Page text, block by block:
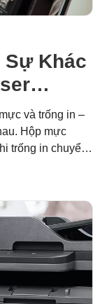
Sự Khác
và trống in –
Hộp mực
trống in chuyển
của Brother.